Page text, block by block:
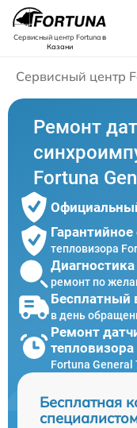
Сервисный центр Fortunaв
Казани
Сервисный центр
Ремонт
Fortuna
тепловизора
ремонт по
Бесплатный
в день
Ремонт
тепловизора
Fortuna General
Бесплатная